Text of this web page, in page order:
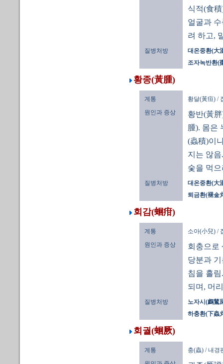
식적(食
얼굴과
려 하고,
질병처방
대온중환(大
조자녹반환(
황종(黃腫)
계통
황달(黃疸) /
원인과 증상
황반(黃
腫). 몸은
(蟲積)이
지는 않
숯을 먹
질병처방
대온중환(大
퇴금환(褪金
회감(蛔疳)
계통
소아(小兒) /
원인과 증상
회충으로
당분과
침을 흘
되며, 머
질병처방
노자시(鸕鶿
하충환(下蟲
회궐(蛔厥)
계통
충(蟲) / 내경